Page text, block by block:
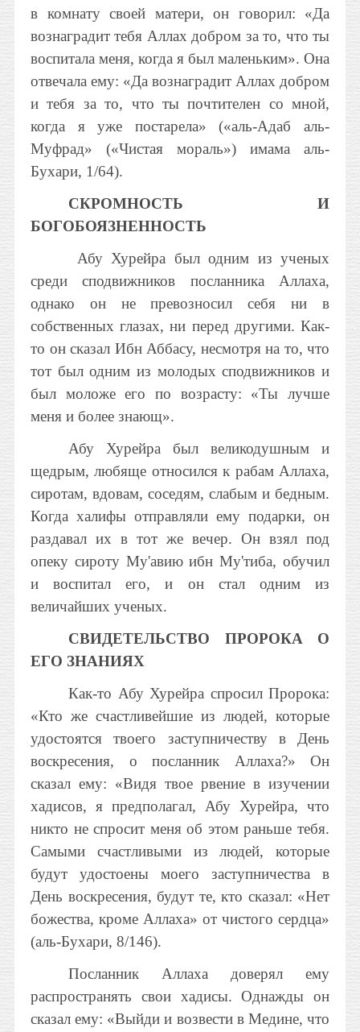
в комнату своей матери, он говорил: «Да
вознаградит тебя Аллах добром за то, что ты
воспитала меня, когда я был маленьким». Она
отвечала ему: «Да вознаградит Аллах добром
и тебя за то, что ты почтителен со мной,
когда я уже постарела» («аль-Адаб аль-
Муфрад» («Чистая мораль») имама аль-
Бухари, 1/64).
СКРОМНОСТЬ И
БОГОБОЯЗНЕННОСТЬ
Абу Хурейра был одним из ученых
среди сподвижников посланника Аллаха,
однако он не превозносил себя ни в
собственных глазах, ни перед другими. Как-
то он сказал Ибн Аббасу, несмотря на то, что
тот был одним из молодых сподвижников и
был моложе его по возрасту: «Ты лучше
меня и более знающ».
Абу Хурейра был великодушным и
щедрым, любяще относился к рабам Аллаха,
сиротам, вдовам, соседям, слабым и бедным.
Когда халифы отправляли ему подарки, он
раздавал их в тот же вечер. Он взял под
опеку сироту Му'авию ибн Му'тиба, обучил
и воспитал его, и он стал одним из
величайших ученых.
СВИДЕТЕЛЬСТВО ПРОРОКА О
ЕГО ЗНАНИЯХ
Как-то Абу Хурейра спросил Пророка:
«Кто же счастливейшие из людей, которые
удостоятся твоего заступничеству в День
воскресения, о посланник Аллаха?» Он
сказал ему: «Видя твое рвение в изучении
хадисов, я предполагал, Абу Хурейра, что
никто не спросит меня об этом раньше тебя.
Самыми счастливыми из людей, которые
будут удостоены моего заступничества в
День воскресения, будут те, кто сказал: «Нет
божества, кроме Аллаха» от чистого сердца»
(аль-Бухари, 8/146).
Посланник Аллаха доверял ему
распространять свои хадисы. Однажды он
сказал ему: «Выйди и возвести в Медине, что